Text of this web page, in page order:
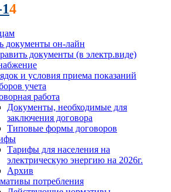
4
документы он-лайн
документы (в электр.виде)
и условия приема показаний
учета
работа
Документы, необходимые для
заключения договора
Типовые формы договоров
Тарифы для населения на
электрическую энергию на 2026г.
Архив
потребления